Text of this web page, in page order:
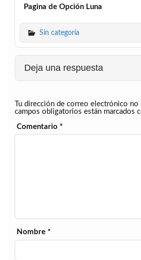
Pagina de Opción Luna
Sin categoría
Deja una respuesta
Tu dirección de correo electrónico no
campos obligatorios están marcados
Comentario *
Nombre *